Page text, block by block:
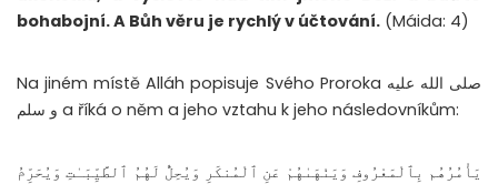
bohabojní. A Bůh věru je rychlý v účtování. (Máida: 4)
Na jiném místě Alláh popisuje Svého Proroka صلى الله عليه
و سلم a říká o něm a jeho vztahu k jeho následovníkům:
يَأْمُرُهُم بِٱلْمَعْرُوفِ وَيَنْهَىٰهُمْ عَنِ ٱلْمُنكَرِ وَيُحِلُّ لَهُمُ ٱلطَّيِّبَـٰتِ وَيُحَرِّمُ